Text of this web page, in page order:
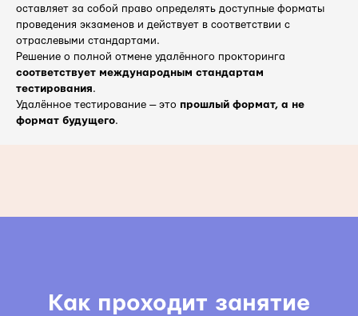
оставляет за собой право определять доступные форматы
проведения экзаменов и действует в соответствии с
отраслевыми стандартами.
Решение о полной отмене удалённого прокторинга
соответствует международным стандартам
тестирования.
Удалённое тестирование — это прошлый формат, а не
формат будущего.
Как проходит занятие